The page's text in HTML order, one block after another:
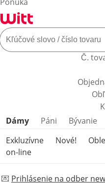
Č.
Preskočiť kategórie
Dámy Páni
Bývanie
Exkluzívne
on-line
Nové!
💌 Prihlásenie na odber